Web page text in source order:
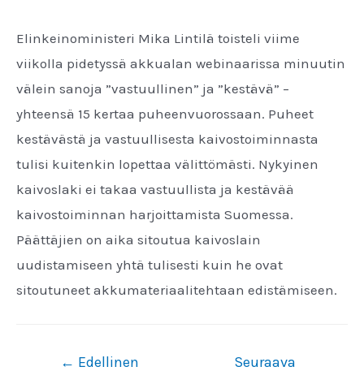
Elinkeinoministeri Mika Lintilä toisteli viime
viikolla pidetyssä akkualan webinaarissa minuutin
välein sanoja ”vastuullinen” ja ”kestävä” –
yhteensä 15 kertaa puheenvuorossaan. Puheet
kestävästä ja vastuullisesta kaivostoiminnasta
tulisi kuitenkin lopettaa välittömästi. Nykyinen
kaivoslaki ei takaa vastuullista ja kestävää
kaivostoiminnan harjoittamista Suomessa.
Päättäjien on aika sitoutua kaivoslain
uudistamiseen yhtä tulisesti kuin he ovat
sitoutuneet akkumateriaalitehtaan edistämiseen.
Artikkelien
← Edellinen
Seuraava